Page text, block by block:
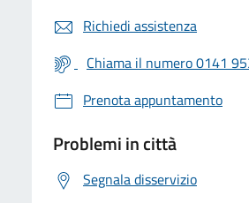
Richiedi assistenza
Chiama il numero 0141
Prenota appuntamento
Problemi in città
Segnala disservizio